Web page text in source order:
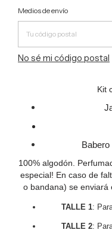
Entregas para el CP:
Medios de envío
No sé mi código postal
Kit
100% algodón.
especial! En caso de
o bandana) se enviará
TALLE 1:
TALLE 2: